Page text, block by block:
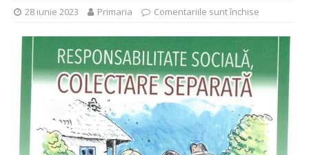
28 iunie 2023 Primaria Comentariile sunt închise